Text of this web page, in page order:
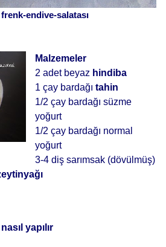
endive-salatası
Malzemeler
2 adet beyaz hindiba
1 çay bardağı tahin
1/2 çay bardağı süzme
yoğurt
1/2 çay bardağı normal
yoğurt
3-4 diş sarımsak (dövülmüş)
yapılır